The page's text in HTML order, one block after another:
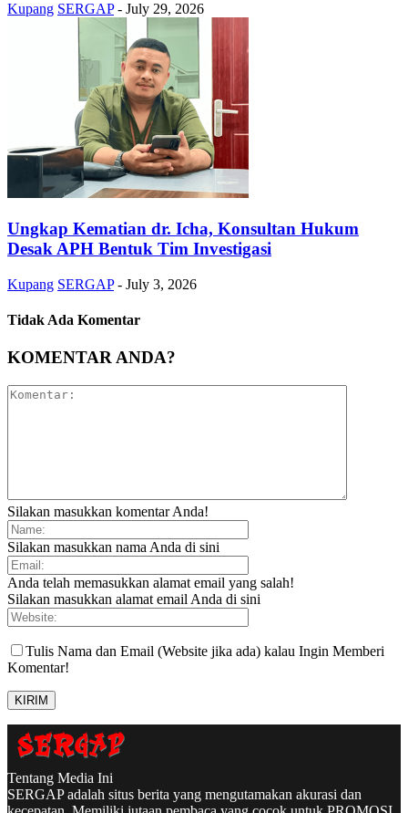
Kupang SERGAP - July 29, 2026
Ungkap Kematian dr. Icha, Konsultan Hukum
Desak APH Bentuk Tim Investigasi
Kupang SERGAP - July 3, 2026
Tidak Ada Komentar
KOMENTAR ANDA?
Silakan masukkan komentar Anda!
Silakan masukkan nama Anda di sini
Anda telah memasukkan alamat email yang salah!
Silakan masukkan alamat email Anda di sini
Tulis Nama dan Email (Website jika ada) kalau Ingin Memberi
Komentar!
Tentang Media Ini
SERGAP adalah situs berita yang mengutamakan akurasi dan